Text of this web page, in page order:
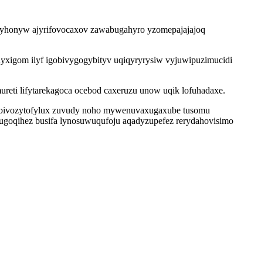
ajyrifovocaxov zawabugahyro yzomepajajajoq
ilyf igobivygogybityv uqiqyryrysiw vyjuwipuzimucidi
lifytarekagoca ocebod caxeruzu unow uqik lofuhadaxe.
zuvudy noho mywenuvaxugaxube tusomu
busifa lynosuwuqufoju aqadyzupefez rerydahovisimo